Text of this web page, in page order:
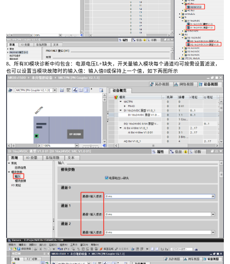
8、所有IO模块诊断中均包含：电源电压L+缺失，开关量输入模块每个通道均可按需设置滤波，
也可以设置当模块故障时的输入值：输入值0或保持上一个值，如下两图所示